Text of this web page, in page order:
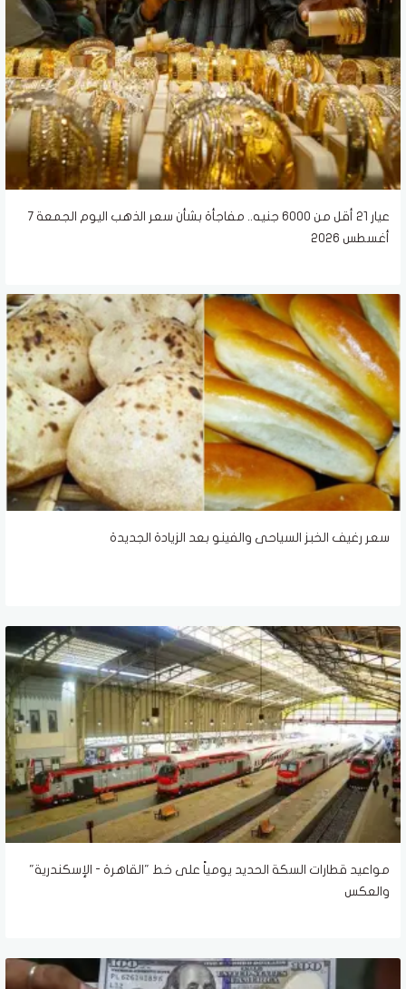
عيار 21 أقل من 6000 جنيه.. مفاجأة بشأن سعر الذهب اليوم الجمعة 7
أغسطس 2026
سعر رغيف الخبز السياحى والفينو بعد الزيادة الجديدة
مواعيد قطارات السكة الحديد يومياً على خط "القاهرة - الإسكندرية"
والعكس